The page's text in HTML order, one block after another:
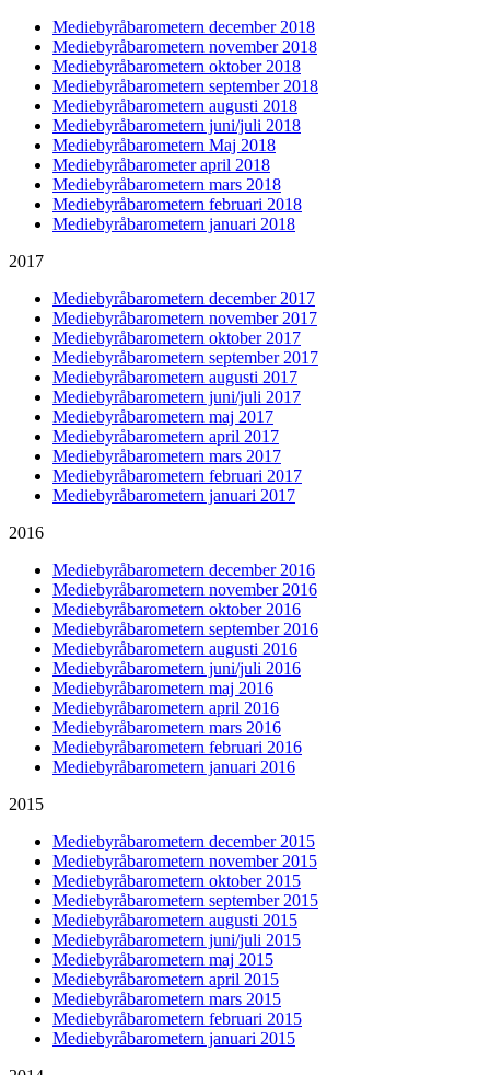
Mediebyråbarometern december 2018
Mediebyråbarometern november 2018
Mediebyråbarometern oktober 2018
Mediebyråbarometern september 2018
Mediebyråbarometern augusti 2018
Mediebyråbarometern juni/juli 2018
Mediebyråbarometern Maj 2018
Mediebyråbarometer april 2018
Mediebyråbarometern mars 2018
Mediebyråbarometern februari 2018
Mediebyråbarometern januari 2018
2017
Mediebyråbarometern december 2017
Mediebyråbarometern november 2017
Mediebyråbarometern oktober 2017
Mediebyråbarometern september 2017
Mediebyråbarometern augusti 2017
Mediebyråbarometern juni/juli 2017
Mediebyråbarometern maj 2017
Mediebyråbarometern april 2017
Mediebyråbarometern mars 2017
Mediebyråbarometern februari 2017
Mediebyråbarometern januari 2017
2016
Mediebyråbarometern december 2016
Mediebyråbarometern november 2016
Mediebyråbarometern oktober 2016
Mediebyråbarometern september 2016
Mediebyråbarometern augusti 2016
Mediebyråbarometern juni/juli 2016
Mediebyråbarometern maj 2016
Mediebyråbarometern april 2016
Mediebyråbarometern mars 2016
Mediebyråbarometern februari 2016
Mediebyråbarometern januari 2016
2015
Mediebyråbarometern december 2015
Mediebyråbarometern november 2015
Mediebyråbarometern oktober 2015
Mediebyråbarometern september 2015
Mediebyråbarometern augusti 2015
Mediebyråbarometern juni/juli 2015
Mediebyråbarometern maj 2015
Mediebyråbarometern april 2015
Mediebyråbarometern mars 2015
Mediebyråbarometern februari 2015
Mediebyråbarometern januari 2015